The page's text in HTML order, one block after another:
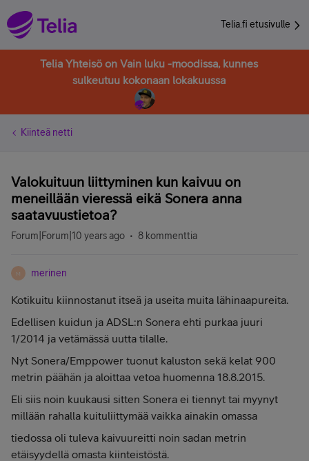
Telia.fi etusivulle
Telia Yhteisö on Vain luku -moodissa, kunnes
sulkeutuu kokonaan lokakuussa
Kiinteä netti
Valokuituun liittyminen kun kaivuu on
meneillään vieressä eikä Sonera anna
saatavuustietoa?
Forum|Forum|10 years ago 8 kommenttia
M merinen
Kotikuitu kiinnostanut itseä ja useita muita lähinaapureita.
Edellisen kuidun ja ADSL:n Sonera ehti purkaa juuri
1/2014 ja vetämässä uutta tilalle.
Nyt Sonera/Emppower tuonut kaluston sekä kelat 900
metrin päähän ja aloittaa vetoa huomenna 18.8.2015.
Eli siis noin kuukausi sitten Sonera ei tiennyt tai myynyt
millään rahalla kuituliittymää vaikka ainakin omassa
tiedossa oli tuleva kaivuureitti noin sadan metrin
etäisyydellä omasta kiinteistöstä.